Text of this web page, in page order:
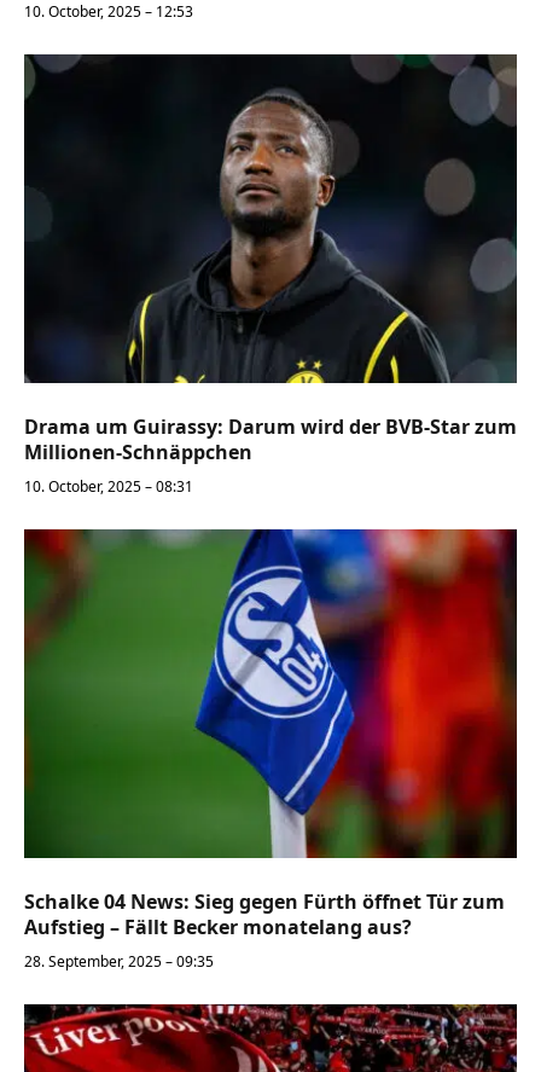
10. October, 2025 – 12:53
Drama um Guirassy: Darum wird der BVB-Star zum
Millionen-Schnäppchen
10. October, 2025 – 08:31
Schalke 04 News: Sieg gegen Fürth öffnet Tür zum
Aufstieg – Fällt Becker monatelang aus?
28. September, 2025 – 09:35